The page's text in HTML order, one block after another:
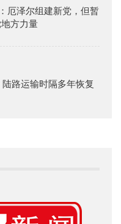
厄泽尔组建新党，但暂
方力量
路运输时隔多年恢复